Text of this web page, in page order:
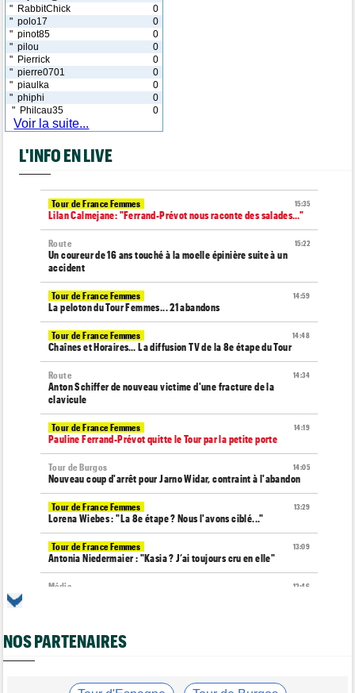
" RabbitChick
0
" polo17
0
" pinot85
0
" pilou
0
" Pierrick
0
" pierre0701
0
" piaulka
0
" phiphi
0
" Philcau35
0
Voir la suite...
L'INFO EN LIVE
15:35
Tour de France Femmes
Lilan Calmejane: "Ferrand-Prévot nous raconte des salades…"
15:22
Route
Un coureur de 16 ans touché à la moelle épinière suite à un
accident
14:59
Tour de France Femmes
La peloton du Tour Femmes... 21 abandons
14:48
Tour de France Femmes
Chaînes et Horaires… La diffusion TV de la 8e étape du Tour
14:34
Route
Anton Schiffer de nouveau victime d'une fracture de la
clavicule
14:19
Tour de France Femmes
Pauline Ferrand-Prévot quitte le Tour par la petite porte
14:05
Tour de Burgos
Nouveau coup d'arrêt pour Jarno Widar, contraint à l'abandon
13:29
Tour de France Femmes
Lorena Wiebes : "La 8e étape ? Nous l'avons ciblé..."
13:09
Tour de France Femmes
Antonia Niedermaier : "Kasia ? J’ai toujours cru en elle"
12:46
Média
Tour de Burgos
Matthew Brennan : "J'avais l'impression de cuire de l'intérieur"
La 8e étape à Nice… la plus longue du Tour Femmes !
NOS PARTENAIRES